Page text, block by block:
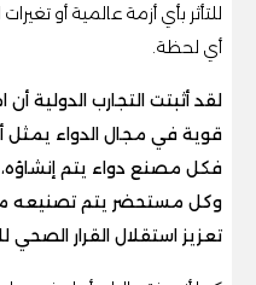
للتأثر بأي أزمة عالمية أو
أي لحظة.
لقد أثبتت التجارب الدولية
قوية في مجال الدواء يمثل
فكل مصنع دواء يتم
وكل مستحضر يتم تصنيعه
تعزيز استقلال القرار الصحي